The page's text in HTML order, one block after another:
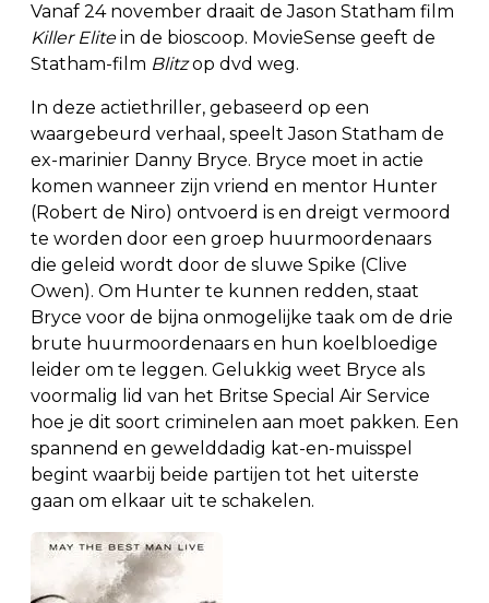
Vanaf 24 november draait de Jason Statham film
Killer Elitein de bioscoop. MovieSense geeft de
Statham-film Blitzop dvd weg.
In deze actiethriller, gebaseerd op een
waargebeurd verhaal, speelt Jason Statham de
ex-marinier Danny Bryce. Bryce moet in actie
komen wanneer zijn vriend en mentor Hunter
(Robert de Niro) ontvoerd is en dreigt vermoord
te worden door een groep huurmoordenaars
die geleid wordt door de sluwe Spike (Clive
Owen). Om Hunter te kunnen redden, staat
Bryce voor de bijna onmogelijke taak om de drie
brute huurmoordenaars en hun koelbloedige
leider om te leggen. Gelukkig weet Bryce als
voormalig lid van het Britse Special Air Service
hoe je dit soort criminelen aan moet pakken. Een
spannend en gewelddadig kat-en-muisspel
begint waarbij beide partijen tot het uiterste
gaan om elkaar uit te schakelen.